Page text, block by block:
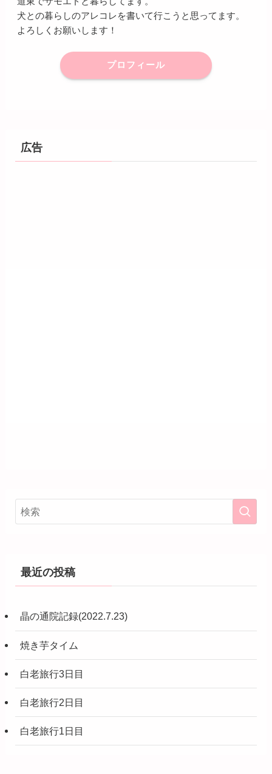
犬との暮らしのアレコレを書いて行こうと思ってます。
よろしくお願いします！
プロフィール
広告
最近の投稿
晶の通院記録(2022.7.23)
焼き芋タイム
白老旅行3日目
白老旅行2日目
白老旅行1日目